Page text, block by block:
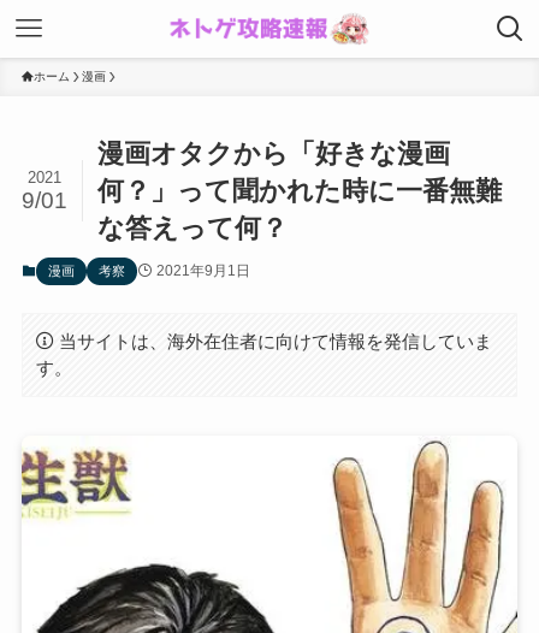
ホーム 漫画
漫画オタクから「好きな漫画
何？」って聞かれた時に一番無難
な答えって何？
2021
9/01
漫画 考察 2021年9月1日
当サイトは、海外在住者に向けて情報を発信していま
す。